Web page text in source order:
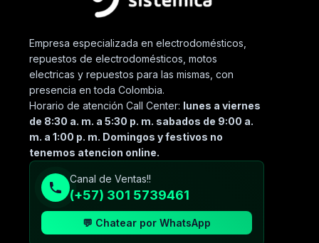
Empresa especializada en electrodomésticos,
repuestos de electrodomésticos, motos
electricas y repuestos para las mismas, con
presencia en toda Colombia.
Horario de atención Call Center: lunes a viernes
de 8:30 a. m. a 5:30 p. m. sabados de 9:00 a.
m. a 1:00 p. m. Domingos y festivos no
tenemos atencion online.
Canal de Ventas!!
(+57) 301 5739461
💬 Chatear por WhatsApp